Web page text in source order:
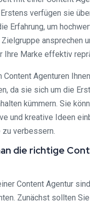
verfügen sie
Erfahrung, um
ansprechen
Ihre Marke effektiv
Content Agenturen
da sie sich um die
kümmern. Sie
und kreative Ideen
verbessern.
die richtige
Content Agentur
Zunächst sollten